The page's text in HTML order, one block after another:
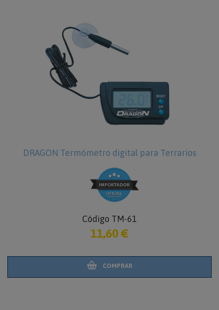
DRAGON Termómetro digital para Terrarios
Código TM-61
11,60 €
COMPRAR